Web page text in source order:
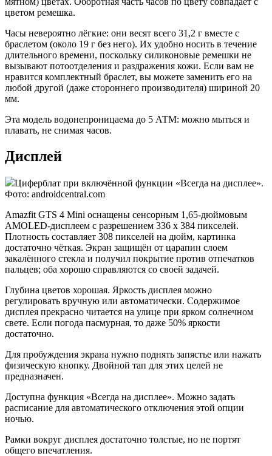
цветом ремешка.
Часы невероятно лёгкие: они весят всего 31,2 г вместе с
браслетом (около 19 г без него). Их удобно носить в течение
длительного времени, поскольку силиконовые ремешки не
вызывают потоотделения и раздражения кожи. Если вам не
нравится комплектный браслет, вы можете заменить его на
любой другой (даже стороннего производителя) шириной 20
мм.
Эта модель водонепроницаема до 5 АТМ: можно мыться и
плавать, не снимая часов.
Дисплей
Циферблат при включённой функции «Всегда на дисплее».
Фото: androidcentral.com
Amazfit GTS 4 Mini оснащены сенсорным 1,65-дюймовым
AMOLED-дисплеем с разрешением 336 x 384 пикселей.
Плотность составляет 308 пикселей на дюйм, картинка
достаточно чёткая. Экран защищён от царапин слоем
закалённого стекла и получил покрытие против отпечатков
пальцев; оба хорошо справляются со своей задачей.
Глубина цветов хорошая. Яркость дисплея можно
регулировать вручную или автоматически. Содержимое
дисплея прекрасно читается на улице при ярком солнечном
свете. Если погода пасмурная, то даже 50% яркости
достаточно.
Для пробуждения экрана нужно поднять запястье или нажать
физическую кнопку. Двойной тап для этих целей не
предназначен.
Доступна функция «Всегда на дисплее». Можно задать
расписание для автоматического отключения этой опции
ночью.
Рамки вокруг дисплея достаточно толстые, но не портят
общего впечатления.